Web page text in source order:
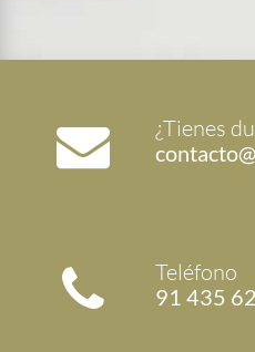
¿Tienes
Teléfono
91 435